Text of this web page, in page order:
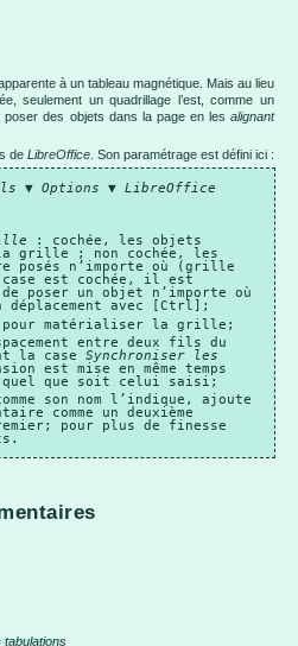
à un tableau magnétique. Mais au lieu
seulement un quadrillage l’est, comme un
des objets dans la page en les alignant
de LibreOffice . Son paramétrage est défini ici :
▼ Options ▼ LibreOffice
: cochée, les objets
grille ; non cochée, les
posés n’importe où (grille
est cochée, il est
de poser un objet n’importe où
déplacement avec [Ctrl];
pour matérialiser la grille;
entre deux fils du
la caseSynchroniser les
est mise en même temps
quel que soit celui saisi;
son nom l’indique, ajoute
comme un deuxième
pour plus de finesse
tabulations